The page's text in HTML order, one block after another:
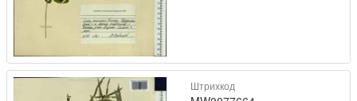
Штрихкод